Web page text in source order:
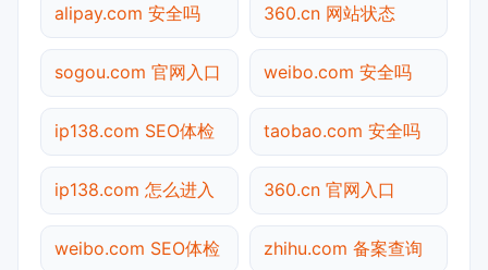
alipay.com 安全吗 360.cn 网站状态
sogou.com 官网入口 weibo.com 安全吗
ip138.com SEO体检 taobao.com 安全吗
ip138.com 怎么进入 360.cn 官网入口
weibo.com SEO体检 zhihu.com 备案查询